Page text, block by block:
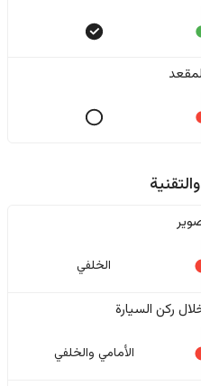
الخلفي
ركن السيارة
الأمامي والخلفي